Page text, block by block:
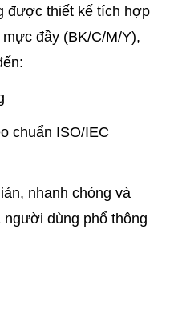
được thiết kế tích hợp
đầy (BK/C/M/Y),
chuẩn ISO/IEC
nhanh chóng và
dùng phổ thông